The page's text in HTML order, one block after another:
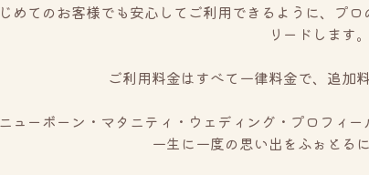
めてのお客様でも安心してご利用できるように、プ
リードします。
ご利用料金はすべて一律料金で、追加
ューボーン・マタニティ・ウェディング・プロフィ
一生に一度の思い出をふぉとる